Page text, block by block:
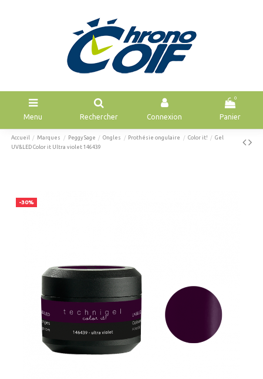
Menu Rechercher Connexion
0
Panier
Accueil Marques Peggy Sage Ongles Prothésie ongulaire Color it!
Gel
UV&LED Color it Ultra violet 146439
-30%